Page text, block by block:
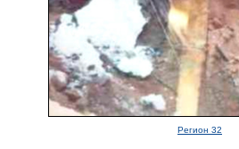
Регион 32